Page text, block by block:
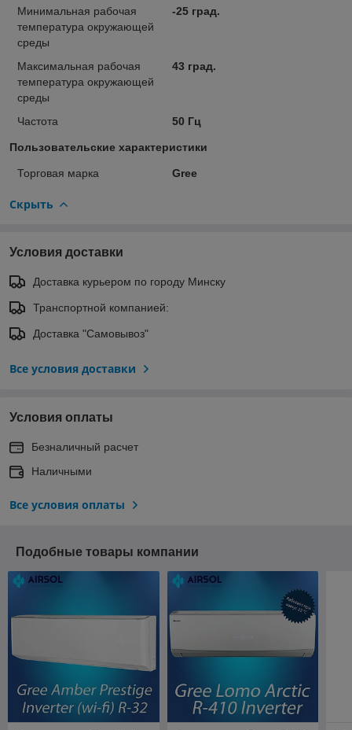
Минимальная рабочая
температура окружающей
среды
-25 град.
Максимальная рабочая
температура окружающей
среды
43 град.
Частота 50 Гц
Пользовательские характеристики
Торговая марка Gree
Скрыть
Условия доставки
Доставка курьером по городу Минску
Транспортной компанией:
Доставка "Самовывоз"
Все условия доставки
Условия оплаты
Безналичный расчет
Наличными
Все условия оплаты
Подобные товары компании